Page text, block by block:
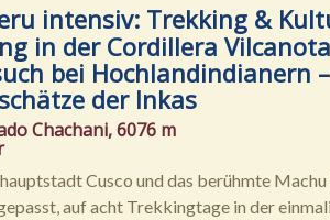
intensiv: Trekking &
in der Cordillera Vilcanota
bei Hochlandindianern –
der Inkas
Chachani, 6076 m
Cusco und das berühmte Machu
auf acht Trekkingtage in der